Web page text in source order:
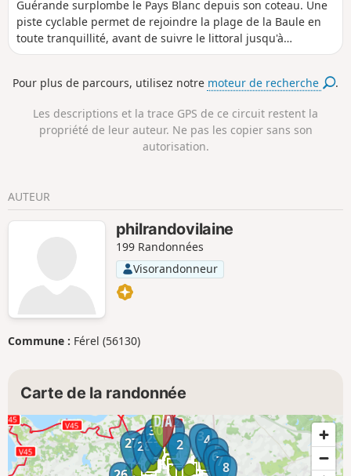
Guérande surplombe le Pays Blanc depuis son coteau. Une
piste cyclable permet de rejoindre la plage de la Baule en
toute tranquillité, avant de suivre le littoral jusqu'à
dépasser le Pouliguen. À partir de Kervalet, changement de
invite à emprunter l'une des petites routes sinueuses qui
reprendre de la hauteur et retrouver les abords de la cité
médiévale.
Pour plus de parcours, utilisez notre moteur de recherche .
Les descriptions et la trace GPS de ce circuit restent la
propriété de leur auteur. Ne pas les copier sans son
autorisation.
AUTEUR
philrandovilaine
199 Randonnées
Visorandonneur
Commune : Férel (56130)
Carte de la randonnée
1
2
34
5
678
272829
30